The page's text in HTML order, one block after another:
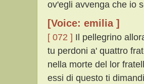
ov'egli avvenga che io
[Voice: emilia ]
[ 072 ] Il pellegrino
tu perdoni a' quattro
nella morte del lor
essi di questo ti